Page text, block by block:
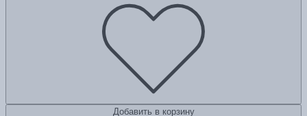
Добавить в корзину